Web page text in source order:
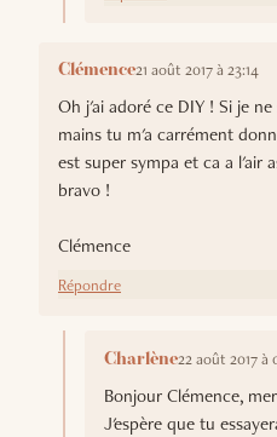
Clémence21 août 2017 à 23:14
Oh j'ai adoré ce DIY ! Si je
mains tu m'a carrément
est super sympa et ca a l'air
bravo !
Clémence
Répondre
Charlène22 août 2017 à
Bonjour Clémence,
J'espère que tu